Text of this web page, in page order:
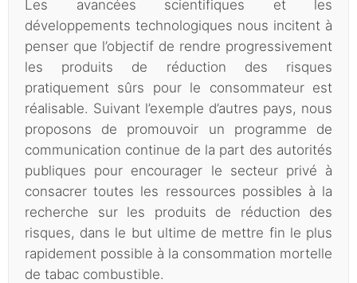
Les avancées scientifiques et les
développements technologiques nous incitent à
penser que l’objectif de rendre progressivement
les produits de réduction des risques
pratiquement sûrs pour le consommateur est
réalisable. Suivant l’exemple d’autres pays, nous
proposons de promouvoir un programme de
communication continue de la part des autorités
publiques pour encourager le secteur privé à
consacrer toutes les ressources possibles à la
recherche sur les produits de réduction des
risques, dans le but ultime de mettre fin le plus
rapidement possible à la consommation mortelle
de tabac combustible.